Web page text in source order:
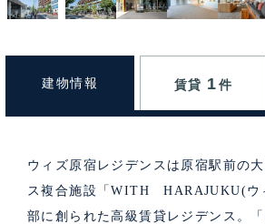
建物情報 賃貸 1 件
ウィズ原宿レジデンスは原宿駅前の
ス複合施設「WITH HARAJUKU(ウ
部に創られた高級賃貸レジデンス。